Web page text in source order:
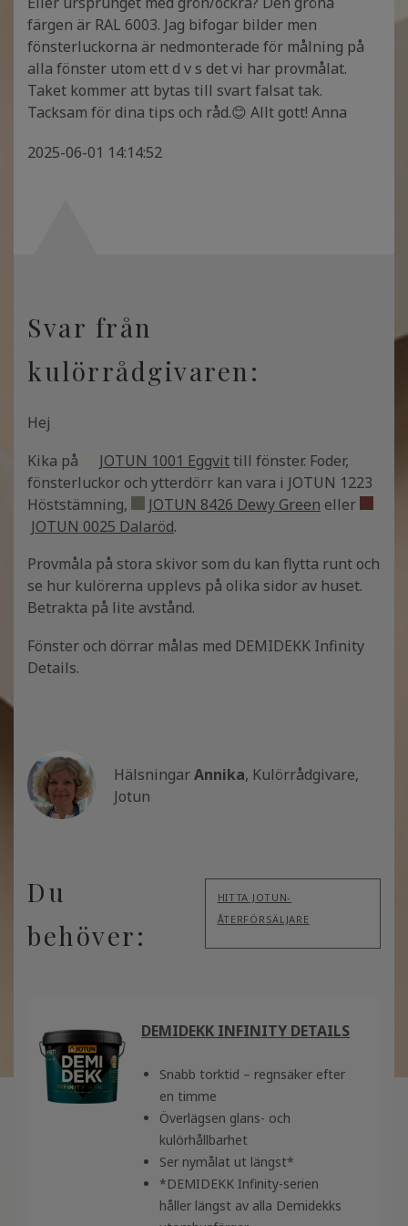
färgen är RAL 6003. Jag bifogar bilder men
fönsterluckorna är nedmonterade för målning på
alla fönster utom ett d v s det vi har provmålat.
Taket kommer att bytas till svart falsat tak.
Tacksam för dina tips och råd.😊 Allt gott! Anna
2025-06-01 14:14:52
Svar från
kulörrådgivaren:
Hej
Kika på
JOTUN 1001 Eggvittill fönster. Foder,
fönsterluckor och ytterdörr kan vara i JOTUN 1223
Höststämning,
JOTUN 8426 Dewy Green eller
JOTUN 0025 Dalaröd.
Provmåla på stora skivor som du kan flytta runt och
se hur kulörerna upplevs på olika sidor av huset.
Betrakta på lite avstånd.
Fönster och dörrar målas med DEMIDEKK Infinity
Details.
HälsningarAnnika, Kulörrådgivare,
Jotun
Du
behöver:
HITTA JOTUN-
ÅTERFÖRSÄLJARE
DEMIDEKK INFINITY DETAILS
Snabb torktid – regnsäker efter
en timme
Överlägsen glans- och
kulörhållbarhet
Ser nymålat ut längst*
*DEMIDEKK Infinity-serien
håller längst av alla Demidekks